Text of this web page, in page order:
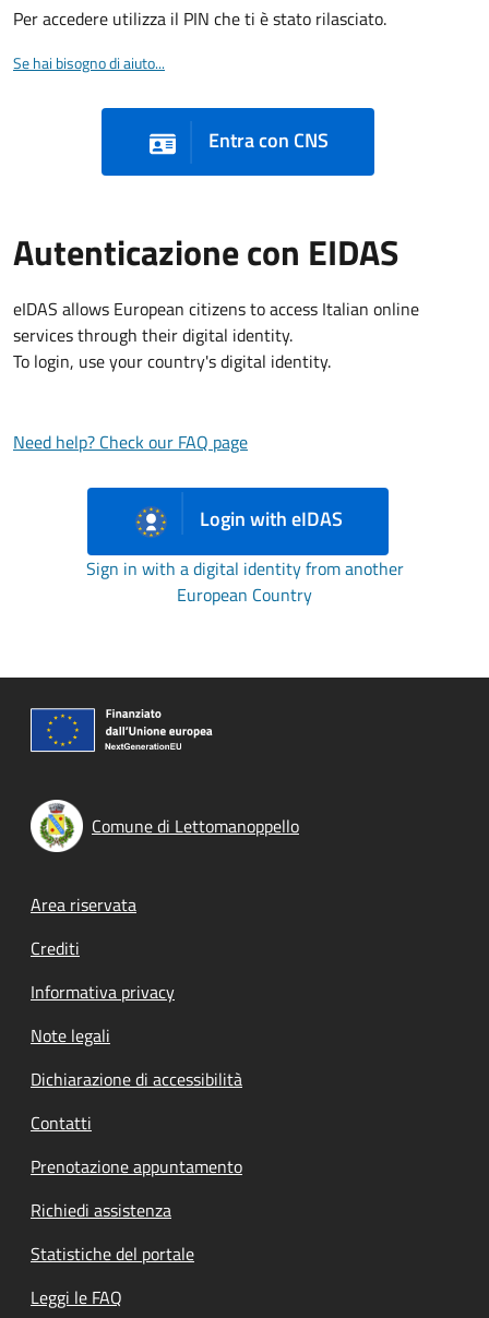
Per accedere utilizza il PIN che ti è stato rilasciato.
Se hai bisogno di aiuto...
Entra con CNS
Autenticazione con EIDAS
eIDAS allows European citizens to access Italian online
services through their digital identity.
To login, use your country's digital identity.
Need help? Check our FAQ page
Login with eIDAS
Sign in with a digital identity from another
European Country
Comune di Lettomanoppello
Footer menu
Area riservata
Crediti
Informativa privacy
Note legali
Dichiarazione di accessibilità
Contatti
Prenotazione appuntamento
Richiedi assistenza
Statistiche del portale
Leggi le FAQ